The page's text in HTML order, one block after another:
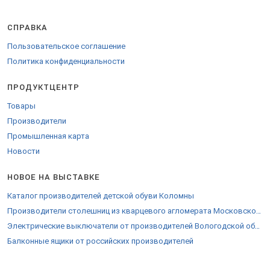
СПРАВКА
Пользовательское соглашение
Политика конфиденциальности
ПРОДУКТЦЕНТР
Товары
Производители
Промышленная карта
Новости
НОВОЕ НА ВЫСТАВКЕ
Каталог производителей детской обуви Коломны
Производители столешниц из кварцевого агломерата Московской области
Электрические выключатели от производителей Вологодской области
Балконные ящики от российских производителей